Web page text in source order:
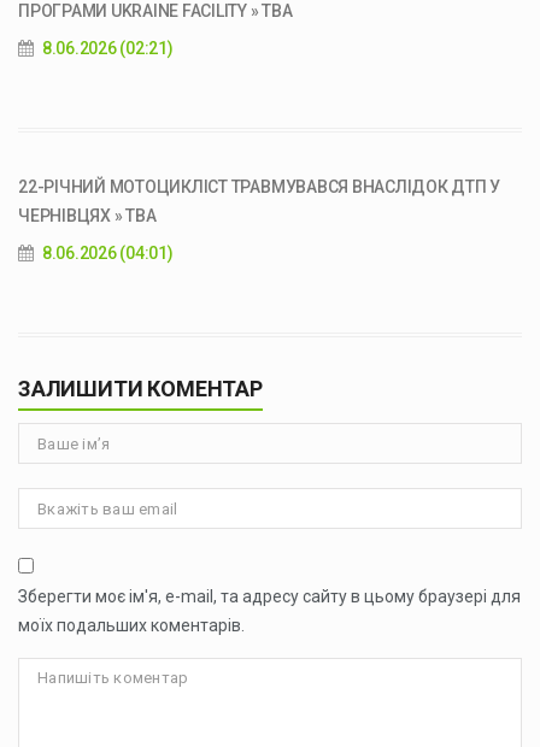
ПРОГРАМИ UKRAINE FACILITY » ТВА
8.06.2026 (02:21)
22-РІЧНИЙ МОТОЦИКЛІСТ ТРАВМУВАВСЯ ВНАСЛІДОК ДТП У
ЧЕРНІВЦЯХ » ТВА
8.06.2026 (04:01)
ЗАЛИШИТИ КОМЕНТАР
Зберегти моє ім'я, e-mail, та адресу сайту в цьому браузері для
моїх подальших коментарів.